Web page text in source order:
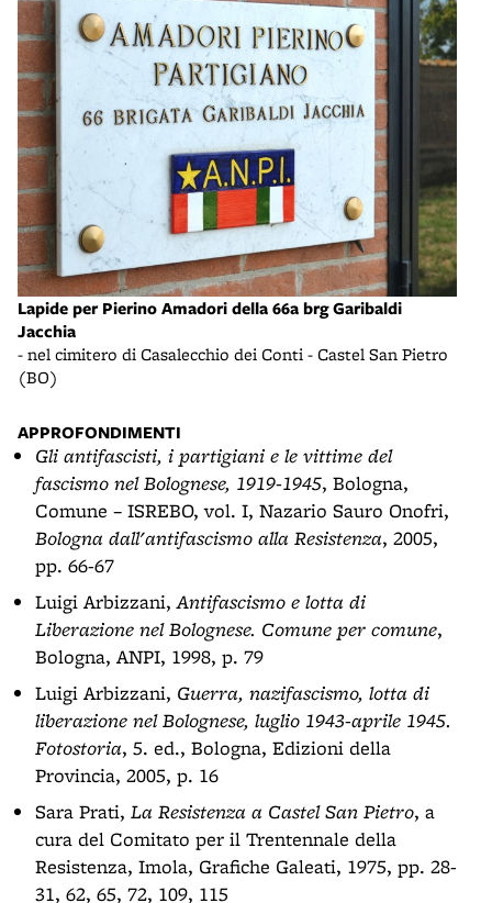
Lapide per Pierino Amadori della 66a brg Garibaldi
Jacchia
- nel cimitero di Casalecchio dei Conti - Castel San Pietro
(BO)
APPROFONDIMENTI
Gli antifascisti, i partigiani e le vittime del
fascismo nel Bolognese, 1919-1945, Bologna,
Comune – ISREBO, vol. I, Nazario Sauro Onofri,
Bologna dall'antifascismo alla Resistenza, 2005,
pp. 66-67
Luigi Arbizzani,Antifascismo e lotta di
Liberazione nel Bolognese. Comune per comune,
Bologna, ANPI, 1998, p. 79
Luigi Arbizzani, Guerra, nazifascismo, lotta di
liberazione nel Bolognese, luglio 1943-aprile 1945.
Fotostoria, 5. ed., Bologna, Edizioni della
Provincia, 2005, p. 16
Sara Prati, La Resistenza a Castel San Pietro, a
cura del Comitato per il Trentennale della
Resistenza, Imola, Grafiche Galeati, 1975, pp. 28-
31, 62, 65, 72, 109, 115